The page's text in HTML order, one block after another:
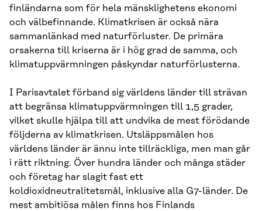
finländarna som för hela mänsklighetens ekonomi
och välbefinnande. Klimatkrisen är också nära
sammanlänkad med naturförluster. De primära
orsakerna till kriserna är i hög grad de samma, och
klimatuppvärmningen påskyndar naturförlusterna.
I Parisavtalet förband sig världens länder till strävan
att begränsa klimatuppvärmningen till 1,5 grader,
vilket skulle hjälpa till att undvika de mest förödande
följderna av klimatkrisen. Utsläppsmålen hos
världens länder är ännu inte tillräckliga, men man går
i rätt riktning. Över hundra länder och många städer
och företag har slagit fast ett
koldioxidneutralitetsmål, inklusive alla G7-länder. De
mest ambitiösa målen finns hos Finlands